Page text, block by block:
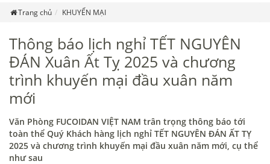
Trang chủ KHUYẾN MẠI
Thông báo lịch nghỉ TẾT NGUYÊN
ĐÁN Xuân Ất Tỵ 2025 và chương
trình khuyến mại đầu xuân năm
mới
Văn Phòng FUCOIDAN VIỆT NAM trân trọng thông báo tới
toàn thể Quý Khách hàng lịch nghỉ TẾT NGUYÊN ĐÁN ẤT TỴ
2025 và chương trình khuyến mại đầu xuân năm mới, cụ thể
như sau